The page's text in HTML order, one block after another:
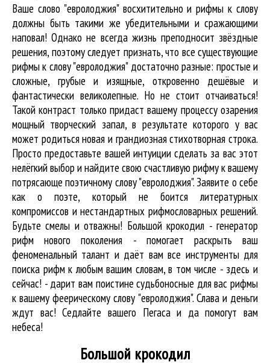
Ваше слово "евролоджия" восхитительно и рифмы к слову
должны быть такими же убедительными и сражающими
наповал! Однако не всегда жизнь преподносит звёздные
решения, поэтому следует признать, что все существующие
рифмы к слову "евролоджия" достаточно разные: простые и
сложные, грубые и изящные, откровенно дешёвые и
фантастически великолепные. Но не стоит отчаиваться!
Такой контраст только придаст вашему процессу озарения
мощный творческий запал, в результате которого у вас
может родиться новая и грандиозная стихотворная строка.
Просто предоставьте вашей интуиции сделать за вас этот
нелёгкий выбор и найдите свою счастливую рифму к вашему
потрясающе поэтичному слову "евролоджия". Заявите о себе
как о поэте, который не боится литературных
компромиссов и нестандартных рифмословарных решений.
Будьте смелы и отважны! Большой крокодил - генератор
рифм нового поколения - помогает раскрыть ваш
феноменальный талант и даёт вам все инструменты для
поиска рифмк любым вашим словам, в том числе - здесь и
сейчас! - дарит вам поистине судьбоносные для вас рифмы
к вашему феерическому слову "евролоджия". Слава и деньги
ждут вас! Седлайте вашего Пегаса и да помогут вам
небеса!
Большой крокодил